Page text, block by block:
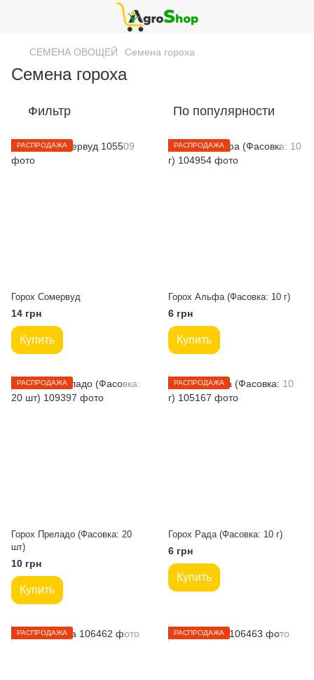
СЕМЕНА ОВОЩЕЙ Семена гороха
Семена гороха
Фильтр По популярности
РАСПРОДАЖА
Горох Сомервуд
14 грн
Купить
РАСПРОДАЖА
Горох Альфа (Фасовка: 10 г)
6 грн
Купить
РАСПРОДАЖА
Горох Преладо (Фасовка: 20
шт)
10 грн
Купить
РАСПРОДАЖА
Горох Рада (Фасовка: 10 г)
6 грн
Купить
РАСПРОДАЖА РАСПРОДАЖА